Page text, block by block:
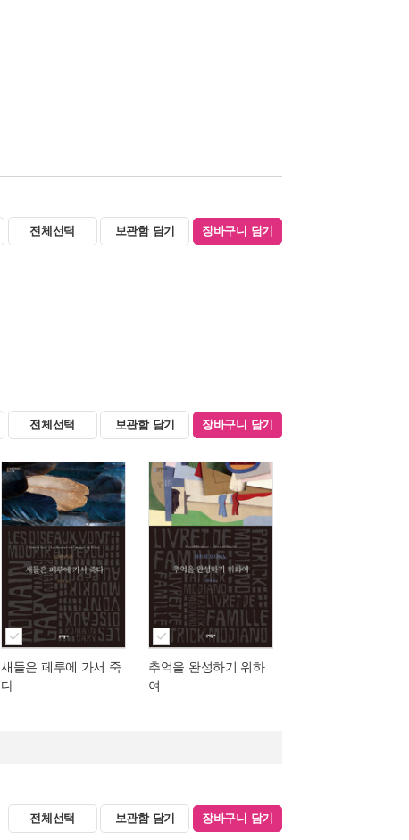
전체선택 보관함 담기 장바구니 담기
전체선택 보관함 담기 장바구니 담기
새들은 페루에 가서 죽
다
추억을 완성하기 위하
여
전체선택 보관함 담기 장바구니 담기